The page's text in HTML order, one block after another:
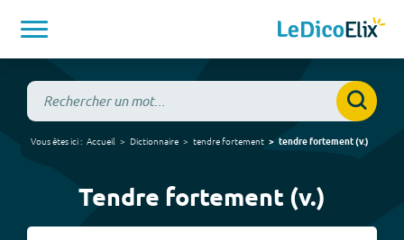
Vous êtes ici : Accueil Dictionnaire tendre fortement tendre fortement(v.)
Tendre fortement (v.)